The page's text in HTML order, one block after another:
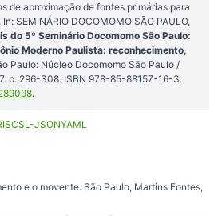
de aproximação de fontes primárias para
SEMINÁRIO DOCOMOMO SÃO PAULO,
do 5º Seminário Docomomo São Paulo:
Moderno Paulista: reconhecimento,
Paulo: Núcleo Docomomo São Paulo /
p. 296-308. ISBN 978-85-88157-16-3.
.
CSL-JSONYAML
e o movente. São Paulo, Martins Fontes,